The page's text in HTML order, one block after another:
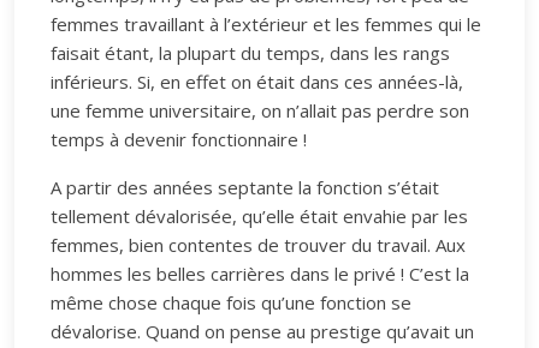
femmes travaillant à l’extérieur et les femmes qui le
faisait étant, la plupart du temps, dans les rangs
inférieurs. Si, en effet on était dans ces années-là,
une femme universitaire, on n’allait pas perdre son
temps à devenir fonctionnaire !
A partir des années septante la fonction s’était
tellement dévalorisée, qu’elle était envahie par les
femmes, bien contentes de trouver du travail. Aux
hommes les belles carrières dans le privé ! C’est la
même chose chaque fois qu’une fonction se
dévalorise. Quand on pense au prestige qu’avait un